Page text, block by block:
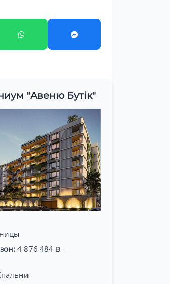
"Авеню Бутік"
4 876 484 ฿ -